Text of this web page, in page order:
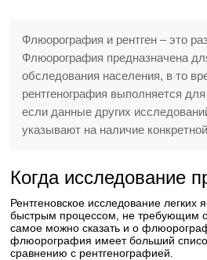
Флюорография и рентген – это
Флюорография предназначена
обследования населения, в то
рентгенография выполняется
если данные других
указывают на наличие
Когда исследование
Рентгеновское исследование легких
быстрым процессом, не требующим
самое можно сказать и о
флюорография имеет больший
сравнению с рентгенографией.